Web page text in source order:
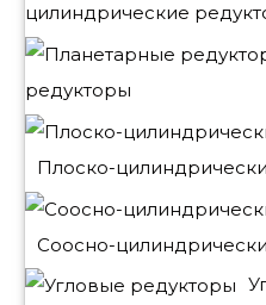
цилиндрические
редукторы
Плоско-
Соосно-